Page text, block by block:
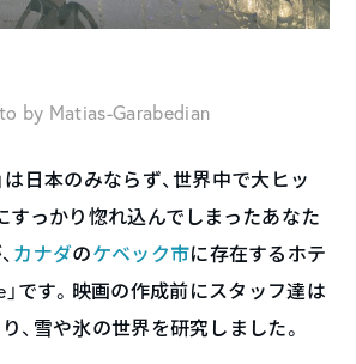
by Matias-Garabedian
は日本のみならず、世界中で大ヒッ
すっかり惚れ込んでしまったあなた
カナダのケベック市に存在するホテ
」です。映画の作成前にスタッフ達は
、雪や氷の世界を研究しました。